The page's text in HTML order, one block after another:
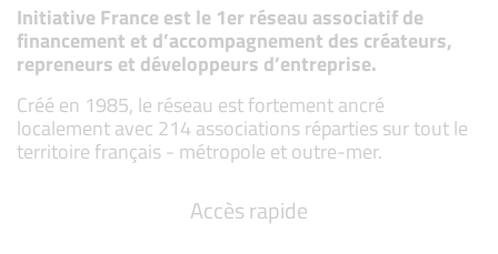
Initiative France est le 1er réseau associatif de
financement et d’accompagnement des créateurs,
repreneurs et développeurs d’entreprise.
Créé en 1985, le réseau est fortement ancré
localement avec 214 associations réparties sur tout le
territoire français - métropole et outre-mer.
Accès rapide